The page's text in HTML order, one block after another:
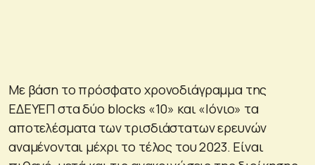
Με βάση το πρόσφατο χρονοδιάγραμμα της
ΕΔΕΥΕΠ στα δύο blocks «10» και «Ιόνιο» τα
αποτελέσματα των τρισδιάστατων ερευνών
αναμένονται μέχρι το τέλος του 2023. Είναι